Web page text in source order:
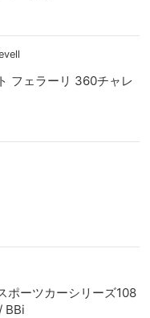
フェラーリ 360チャレ
ポーツカーシリーズ108
BBi